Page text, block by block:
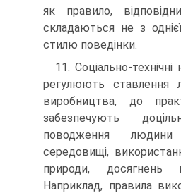
як правило,
складаються не з
стилю поведінки.
11. Соціально-
регулюють ставлення
виробництва, до
забезпечують
поводження
середовищі,
природи, досягнень
Наприклад, правила